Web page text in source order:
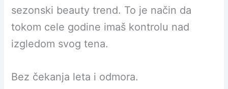
sezonski beauty trend. To je način da
tokom cele godine imaš kontrolu nad
izgledom svog tena.
Bez čekanja leta i odmora.